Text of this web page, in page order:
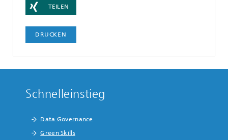
TEILEN
DRUCKEN
Schnelleinstieg
Data Governance
Green Skills